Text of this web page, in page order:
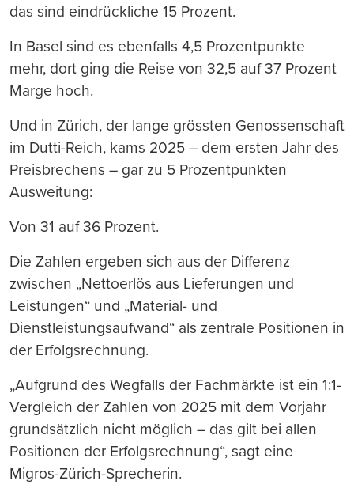
das sind eindrückliche 15 Prozent.
In Basel sind es ebenfalls 4,5 Prozentpunkte
mehr, dort ging die Reise von 32,5 auf 37 Prozent
Marge hoch.
Und in Zürich, der lange grössten Genossenschaft
im Dutti-Reich, kams 2025 – dem ersten Jahr des
Preisbrechens – gar zu 5 Prozentpunkten
Ausweitung:
Von 31 auf 36 Prozent.
Die Zahlen ergeben sich aus der Differenz
zwischen „Nettoerlös aus Lieferungen und
Leistungen“ und „Material- und
Dienstleistungsaufwand“ als zentrale Positionen in
der Erfolgsrechnung.
„Aufgrund des Wegfalls der Fachmärkte ist ein 1:1-
Vergleich der Zahlen von 2025 mit dem Vorjahr
grundsätzlich nicht möglich – das gilt bei allen
Positionen der Erfolgsrechnung“, sagt eine
Migros-Zürich-Sprecherin.